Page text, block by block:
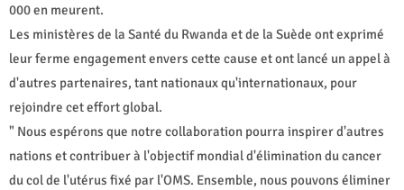
000 en meurent.
Les ministères de la Santé du Rwanda et de la Suède ont exprimé
leur ferme engagement envers cette cause et ont lancé un appel à
d'autres partenaires, tant nationaux qu'internationaux, pour
rejoindre cet effort global.
" Nous espérons que notre collaboration pourra inspirer d'autres
nations et contribuer à l'objectif mondial d'élimination du cancer
du col de l'utérus fixé par l'OMS. Ensemble, nous pouvons éliminer